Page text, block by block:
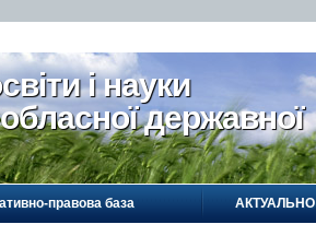
і науки
державної
правова база АКТУАЛЬНО